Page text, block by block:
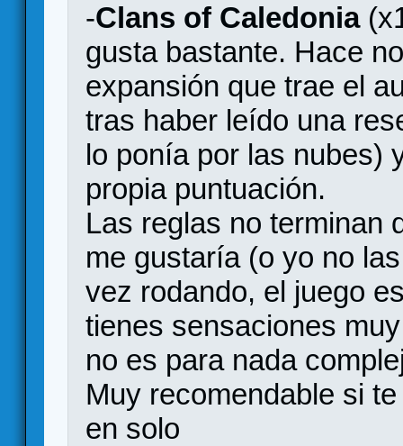
-Clans of Caledonia
gusta bastante. Hace
expansión que trae el
tras haber leído una
lo ponía por las nubes)
propia puntuación.
Las reglas no terminan
me gustaría (o yo no
vez rodando, el juego
tienes sensaciones
no es para nada
Muy recomendable si
en solo